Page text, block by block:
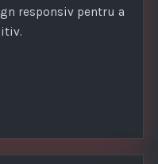
responsiv pentru a